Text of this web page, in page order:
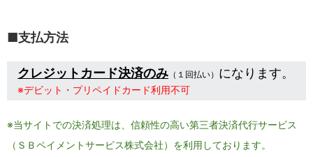
■支払方法
クレジットカード決済のみ （１回払い） になります。
※デビット・プリペイドカード利用不可
※当サイトでの決済処理は、信頼性の高い第三者決済代行サービス
（ＳＢペイメントサービス株式会社）を利用しております。